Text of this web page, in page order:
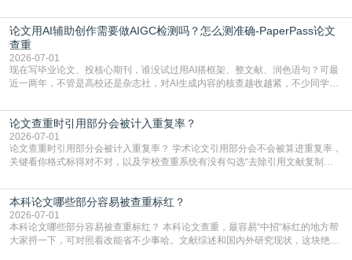
查数值误导。知网（CNKI）是学校定稿检测的绝对主流。本科用PMLC，含大学
生联合比对库，能比历届学长论文，硕博用VIP/TMLC，含学术论文联合比对
库，期刊投稿用AMLMC/SML
论文用AI辅助创作需要做AIGC检测吗？怎么测准确-PaperPass论文
查重
2026-07-01
现在写毕业论文、投核心期刊，谁没试过用AI搭框架、整文献、润色语句？可最
近一两年，不管是高校还是杂志社，对AI生成内容的核查越收越紧，不少同学投
真的太亏。提前做AIGC检测，已经成了很多过来人交稿前必做的一步。为什么
AIGC检测成了论文答辩投稿前的必备项？可能还有不少人觉得，我就用AI搭了个
框架，内容都是自己写的，至于做AIG
论文查重时引用部分会被计入重复率？
2026-07-01
论文查重时引用部分会被计入重复率？ 学术论文引用部分会不会被算进重复率，
关键看你格式标得对不对，以及学校查重系统有没有勾选“去除引用文献复制
独占一行，每条文献用[1][2]方括号编号、与正文一一对应，著录项符合GB/T
7714（作者、题名、刊名、年、卷期、页码齐全，标点用半角）；查重系统识别
成功后通常把这段标为引用，
本科论文哪些部分容易被查重标红？
2026-07-01
本科论文哪些部分容易被查重标红？ 本科论文查重，最容易“中招“标红的地方帮
大家捋一下，可对照着改能省不少事哈。文献综述和国内外研究现状，这块绝对